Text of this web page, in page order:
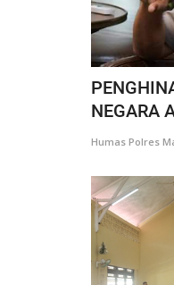
NEGARA
Humas Polres